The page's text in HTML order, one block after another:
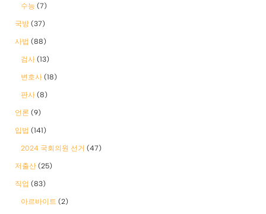
수능 (7)
국방 (37)
사법 (88)
검사 (13)
변호사 (18)
판사 (8)
언론 (9)
입법 (141)
2024 국회의원 선거 (47)
저출산 (25)
직업 (83)
아르바이트 (2)